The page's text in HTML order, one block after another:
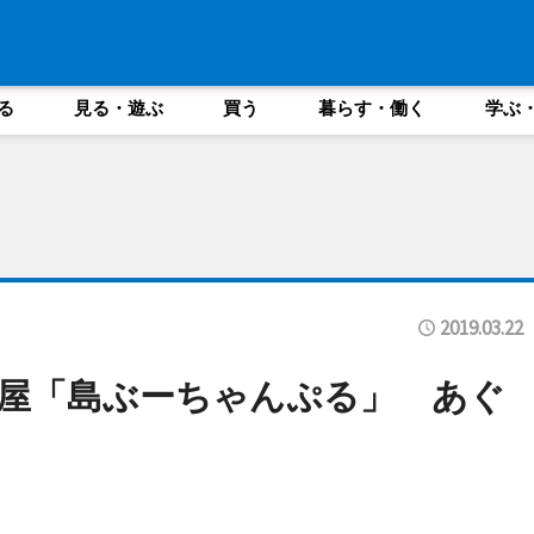
見る・遊ぶ 買う 暮らす・働く 学ぶ
2019.03.22
「島ぶーちゃんぷる」 あぐ